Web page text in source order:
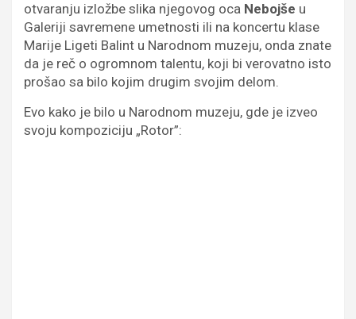
otvaranju izložbe slika njegovog oca Nebojše u
Galeriji savremene umetnosti ili na koncertu klase
Marije Ligeti Balint u Narodnom muzeju, onda znate
da je reč o ogromnom talentu, koji bi verovatno isto
prošao sa bilo kojim drugim svojim delom.
Evo kako je bilo u Narodnom muzeju, gde je izveo
svoju kompoziciju „Rotor”: